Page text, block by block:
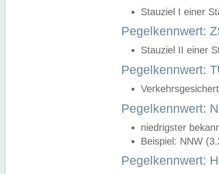
Stauziel I einer
Pegelkennwert:
Stauziel II einer
Pegelkennwert:
Pegelkennwert:
niedrigster
Beispiel: NNW
Pegelkennwert: